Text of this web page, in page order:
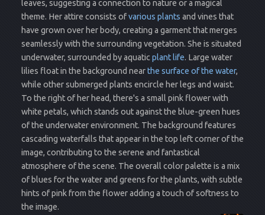
leaves, suggesting a connection to nature or a magical
theme. Her attire consists ofvarious plants and vines that
have grown over her body, creating a garment that merges
seamlessly with the surrounding vegetation. She is situated
underwater, surrounded by aquatic plant life. Large water
lilies float in the background nearthe surface of the water,
while other submerged plants encircle her legs and waist.
To the right of her head, there's a small pink flower with
white petals, which stands out against the blue-green hues
of the underwater environment. The background features
cascading waterfalls that appear in the top left corner of the
image, contributing to the serene and fantastical
atmosphere of the scene. The overall color palette is a mix
of blues for the water and greens for the plants, with subtle
hints of pink from the flower adding a touch of softness to
the image.